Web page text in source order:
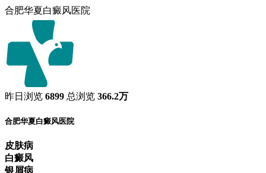
合肥华夏白癜风医院
昨日浏览 6899 总浏览 366.2万
合肥华夏白癜风医院
皮肤病
白癜风
银屑病